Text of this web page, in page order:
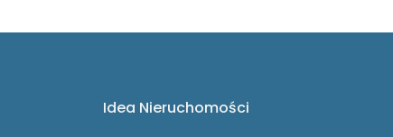
Idea Nieruchomości